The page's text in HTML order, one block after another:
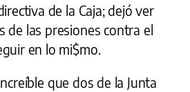
de la Caja; dejó ver
de las presiones contra el
en lo mi$mo.
que dos de la Junta